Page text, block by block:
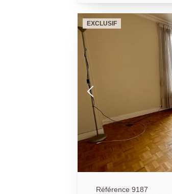
EXCLUSIF
Référence 9187